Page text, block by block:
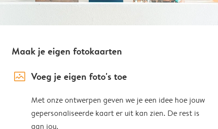
Maak je eigen fotokaarten
image_placeholder Voeg je eigen foto's toe
Met onze ontwerpen geven we je een idee hoe jouw
gepersonaliseerde kaart er uit kan zien. De rest is
aan jou.